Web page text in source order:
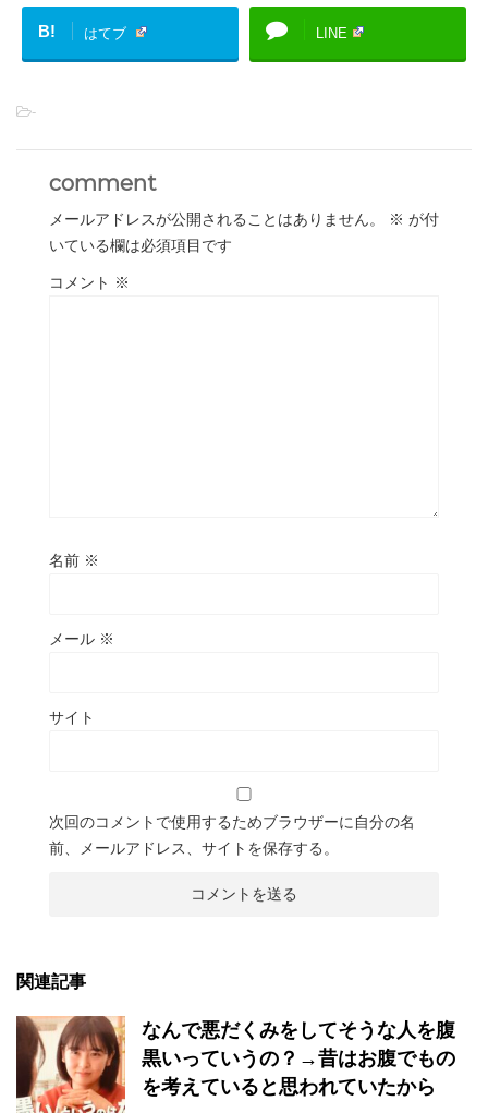
B! はてブ LINE
-
comment
メールアドレスが公開されることはありません。 ※ が付
いている欄は必須項目です
コメント ※
名前 ※
メール ※
サイト
次回のコメントで使用するためブラウザーに自分の名
前、メールアドレス、サイトを保存する。
関連記事
なんで悪だくみをしてそうな人を腹
黒いっていうの？→昔はお腹でもの
を考えていると思われていたから